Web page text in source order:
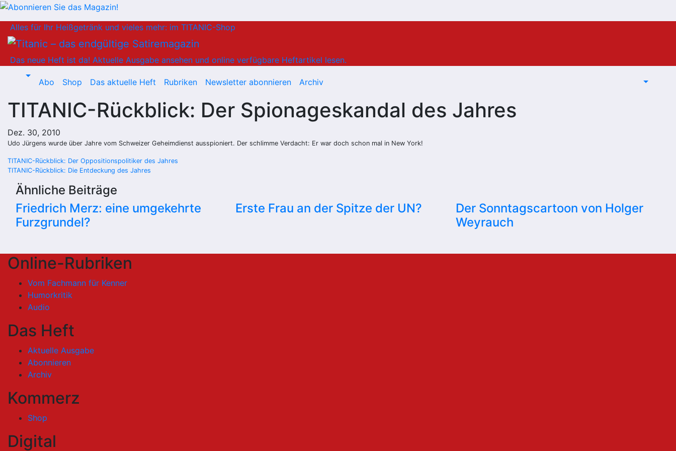
Inhalt
springen
Alles für Ihr Heißgetränk und vieles mehr: im TITANIC-Shop
Das neue Heft ist da! Aktuelle Ausgabe ansehen und online verfügbare Heftartikel lesen.
Abo Shop Das aktuelle Heft Rubriken Newsletter abonnieren Archiv
TITANIC-Rückblick: Der Spionageskandal des Jahres
Dez. 30, 2010
Udo Jürgens wurde über Jahre vom Schweizer Geheimdienst ausspioniert. Der schlimme Verdacht: Er war doch schon mal in New York!
Beitragsnavigation
TITANIC-Rückblick: Der Oppositionspolitiker des Jahres
TITANIC-Rückblick: Die Entdeckung des Jahres
Ähnliche Beiträge
Friedrich Merz: eine umgekehrte
Furzgrundel?
Erste Frau an der Spitze der UN?
Der Sonntagscartoon von Holger
Weyrauch
Online-Rubriken
Vom Fachmann für Kenner
Humorkritik
Audio
Das Heft
Aktuelle Ausgabe
Abonnieren
Archiv
Kommerz
Shop
Digital